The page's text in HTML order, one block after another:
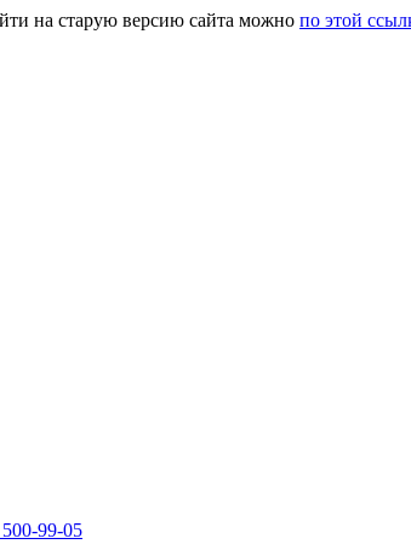
на старую версию сайта можно по этой
99-05